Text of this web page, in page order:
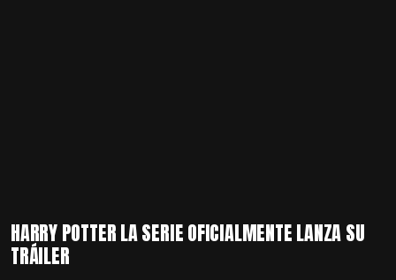
HARRY POTTER LA SERIE OFICIALMENTE LANZA SU
TRÁILER